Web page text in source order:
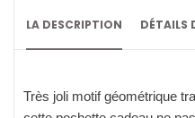
LA DESCRIPTION DÉTAILS
Très joli motif géométrique